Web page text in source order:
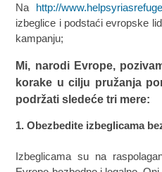
Na http://
izbeglice i podstaći evropske
kampanju;
Mi, narodi Evrope,
korake u cilju pružanja
podržati sledeće tri mere:
1. Obezbedite izbeglicama
Izbeglicama su na